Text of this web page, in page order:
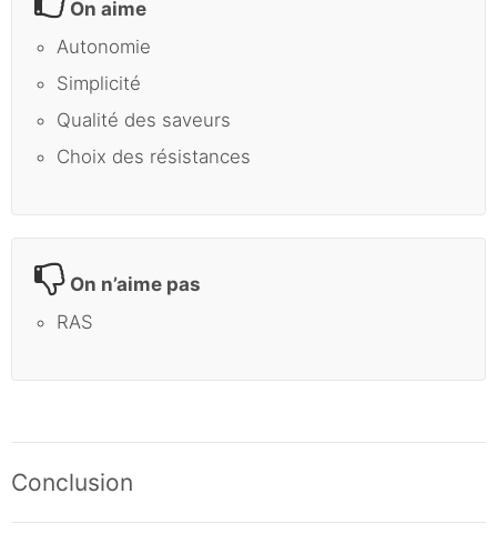
On aime
Autonomie
Simplicité
Qualité des saveurs
Choix des résistances
On n’aime pas
RAS
Conclusion